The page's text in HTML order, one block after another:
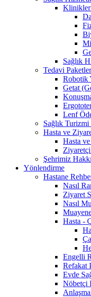
Sağlık
Tedavi
Robotik
Getat
Lenf
Sağlık
Hasta ve
Hasta
Şehrimiz
Yönlendirme
Hastane
Nasıl
Ziyaret
Nasıl
Hasta -
Engelli
Refakat
Evde
Nöbetçi